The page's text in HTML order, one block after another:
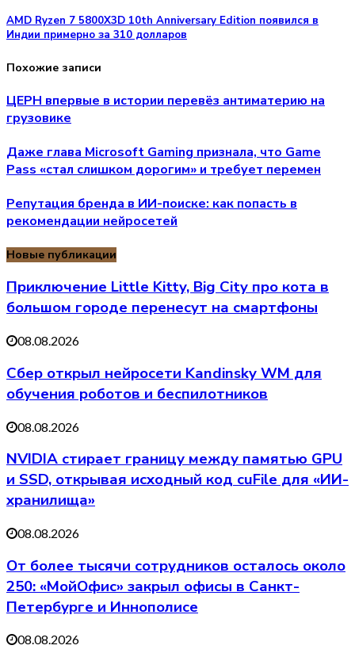
AMD Ryzen 7 5800X3D 10th Anniversary Edition появился в
Индии примерно за 310 долларов
Похожие записи
ЦЕРН впервые в истории перевёз антиматерию на
грузовике
Даже глава Microsoft Gaming признала, что Game
Pass «стал слишком дорогим» и требует перемен
Репутация бренда в ИИ-поиске: как попасть в
рекомендации нейросетей
Новые публикации
Приключение Little Kitty, Big City про кота в
большом городе перенесут на смартфоны
08.08.2026
Сбер открыл нейросети Kandinsky WM для
обучения роботов и беспилотников
08.08.2026
NVIDIA стирает границу между памятью GPU
и SSD, открывая исходный код cuFile для «ИИ-
хранилища»
08.08.2026
От более тысячи сотрудников осталось около
250: «МойОфис» закрыл офисы в Санкт-
Петербурге и Иннополисе
08.08.2026